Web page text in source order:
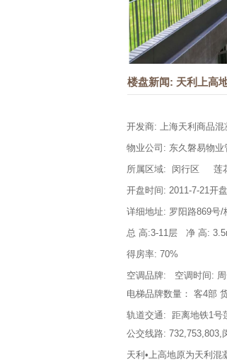
楼盘新闻: 天利上高
开发商: 上海天利商品
物业公司: 东久磐易物业
所属区域:
闵行区 莲
开盘时间: 2011-7-21开盘
详细地址: 罗阳路869号/
总 高:3-11层 净 高:
得房率: 70%
空调品牌: 空调时间:
电梯品牌数量： 客4部
轨道交通: 距离地铁1号
公交线路: 732,753,803,
天利•上高地原为天利